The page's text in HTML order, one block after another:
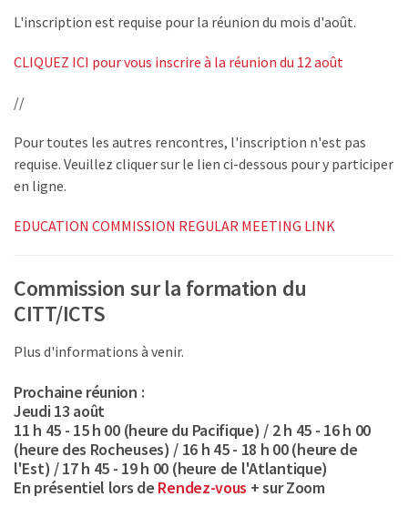
L'inscription est requise pour la réunion du mois d'août.
CLIQUEZ ICI pour vous inscrire à la réunion du 12 août
//
Pour toutes les autres rencontres, l'inscription n'est pas
requise. Veuillez cliquer sur le lien ci-dessous pour y participer
en ligne.
EDUCATION COMMISSION REGULAR MEETING LINK
Commission sur la formation du
CITT/ICTS
Plus d'informations à venir.
Prochaine réunion :
Jeudi 13 août
11 h 45 - 15 h 00 (heure du Pacifique) / 2 h 45 - 16 h 00
(heure des Rocheuses) / 16 h 45 - 18 h 00 (heure de
l'Est) / 17 h 45 - 19 h 00 (heure de l'Atlantique)
En présentiel lors de Rendez-vous + sur Zoom